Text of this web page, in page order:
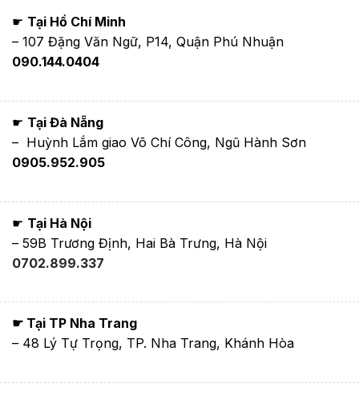
☛ Tại Hồ Chí Minh
– 107 Đặng Văn Ngữ, P14, Quận Phú Nhuận
090.144.0404
☛ Tại Đà Nẵng
– Huỳnh Lắm giao Võ Chí Công, Ngũ Hành Sơn
0905.952.905
☛ Tại Hà Nội
– 59B Trương Định, Hai Bà Trưng, Hà Nội
0702.899.337
☛ Tại TP Nha Trang
– 48 Lý Tự Trọng, TP. Nha Trang, Khánh Hòa